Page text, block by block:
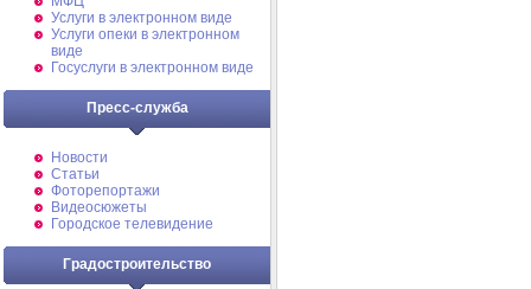
Услуги в электронном виде
Услуги опеки в электронном
виде
Госуслуги в электронном виде
Пресс-служба
Новости
Статьи
Фоторепортажи
Видеосюжеты
Городское телевидение
Градостроительство